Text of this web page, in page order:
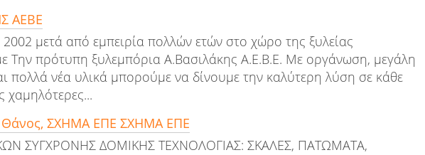
ΑΕΒΕ
2002 μετά από εμπειρία πολλών ετών στο χώρο της ξυλείας
Την πρότυπη ξυλεμπόρια Α.Βασιλάκης Α.Ε.Β.Ε. Με οργάνωση, μεγάλη
πολλά νέα υλικά μπορούμε να δίνουμε την καλύτερη λύση σε κάθε
χαμηλότερες...
ΣΧΗΜΑ ΕΠΕ ΣΧΗΜΑ ΕΠΕ
ΣΥΓΧΡΟΝΗΣ ΔΟΜΙΚΗΣ ΤΕΧΝΟΛΟΓΙΑΣ: ΣΚΑΛΕΣ, ΠΑΤΩΜΑΤΑ,